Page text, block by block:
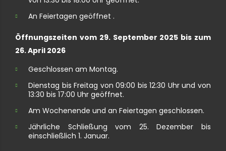
An Feiertagen geöffnet .
Öffnungszeiten vom 29. September 2025 bis zum
26. April 2026
Geschlossen am Montag.
Dienstag bis Freitag von 09:00 bis 12:30 Uhr und von
13:30 bis 17:00 Uhr geöffnet.
Am Wochenende und an Feiertagen geschlossen.
Jährliche Schließung vom 25. Dezember bis
einschließlich 1. Januar.